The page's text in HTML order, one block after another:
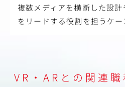
複数メディアを横断した設
をリードする役割を担うケー
VR・ARとの関連